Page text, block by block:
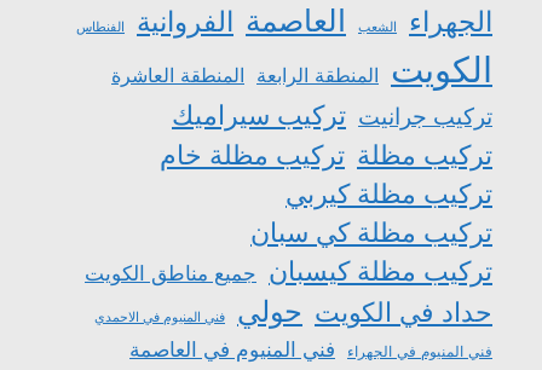
الجهراء الشعب العاصمة الفروانية الفنطاس
الكويت المنطقة الرابعة المنطقة العاشرة
تركيب جرانيت تركيب سيراميك
تركيب مظلة تركيب مظلة خام
تركيب مظلة كيربي
تركيب مظلة كي سبان
تركيب مظلة كيسبان جميع مناطق الكويت
حداد في الكويت حولي فني المنيوم في الاحمدي
فني المنيوم في الجهراء فني المنيوم في العاصمة